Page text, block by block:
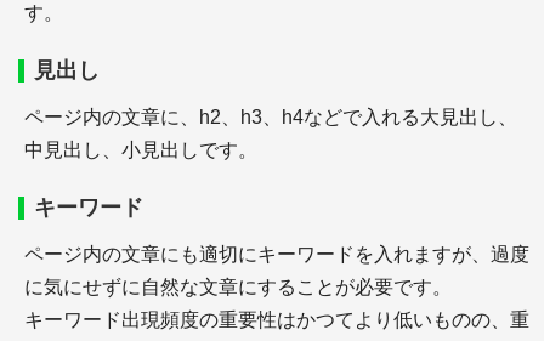
＋SE Ranking(SEランキング)
＋【ツールの使い方】SE Ranking－5週間の使用中
にトラフィック予測が2倍に
＋【体験レポート】SE Rankingの14日間の試用期間
WEBマーケティング
す。
見出し
ページ内の文章に、h2、h3、h4などで入れる大見出し、
中見出し、小見出しです。
キーワード
ページ内の文章にも適切にキーワードを入れますが、過度
に気にせずに自然な文章にすることが必要です。
キーワード出現頻度の重要性はかつてより低いものの、重